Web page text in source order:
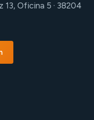
Oficina 5 · 38204